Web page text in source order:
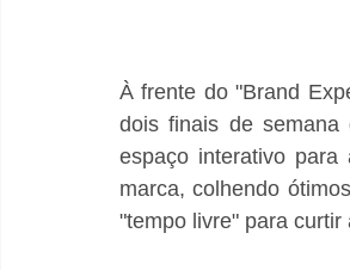
À frente do "Brand
dois finais de
espaço interativo
marca, colhendo
"tempo livre" para